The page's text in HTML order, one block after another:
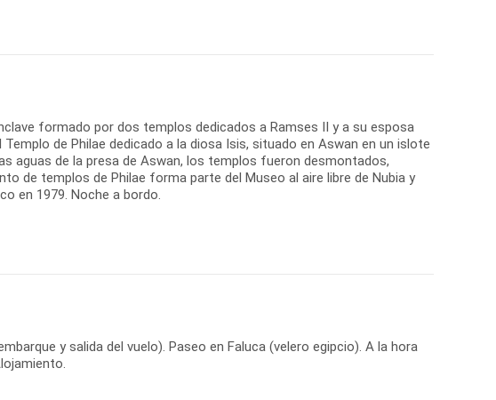
formado por dos templos dedicados a Ramses II y a su esposa
de Philae dedicado a la diosa Isis, situado en Aswan en un islote
aguas de la presa de Aswan, los templos fueron desmontados,
de templos de Philae forma parte del Museo al aire libre de Nubia y
en 1979. Noche a bordo.
y salida del vuelo). Paseo en Faluca (velero egipcio). A la hora